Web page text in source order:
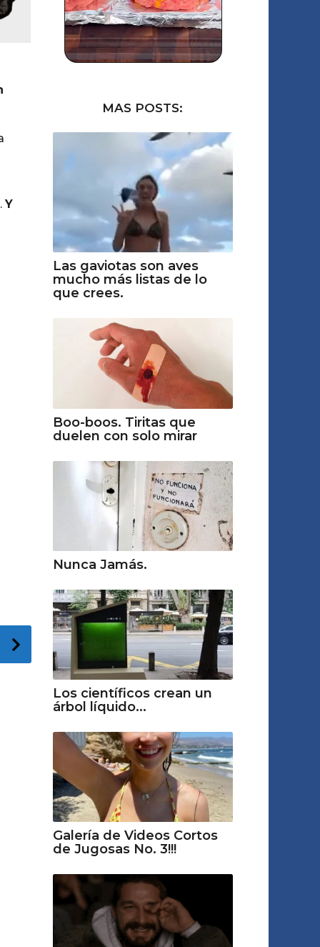
Y
MAS POSTS:
Las gaviotas son aves
mucho más listas de lo
que crees.
Boo-boos. Tiritas que
duelen con solo mirar
Nunca Jamás.
Los científicos crean un
árbol líquido...
Galería de Videos Cortos
de Jugosas No. 3!!!